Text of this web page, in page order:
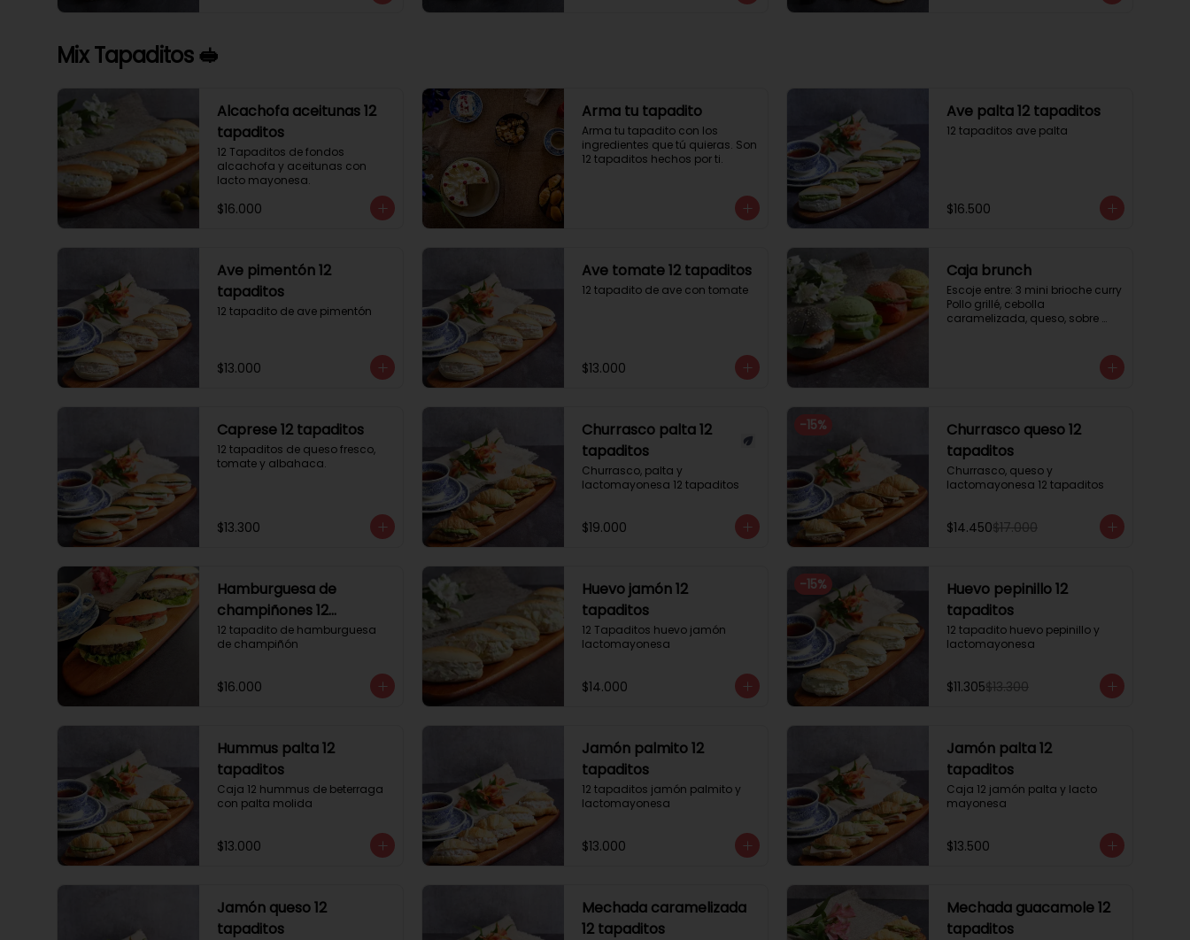
Estos desayunos no los
vendemos por unidad, desde 10
cajas.
Mix Tapaditos 🥪
Alcachofa aceitunas 12
tapaditos
12 Tapaditos de fondos
alcachofa y aceitunas con
lacto mayonesa.
$16.000
Arma tu tapadito
Arma tu tapadito con los
ingredientes que tú quieras. Son
12 tapaditos hechos por ti.
Ave palta 12 tapaditos
12 tapaditos ave palta
$16.500
Ave pimentón 12
tapaditos
12 tapadito de ave pimentón
$13.000
Ave tomate 12 tapaditos
12 tapadito de ave con tomate
$13.000
Caja brunch
Escoje entre: 3 mini brioche curry
Pollo grillé, cebolla
caramelizada, queso, sobre
Pastrami, lactonesa, tomate y
3 mini brioche tinta calamar.
Salmon ahumado, queso
crema, hojas de rúcula
Caprese 12 tapaditos
12 tapaditos de queso fresco,
tomate y albahaca.
$13.300
Churrasco palta 12
tapaditos
Churrasco, palta y
lactomayonesa 12 tapaditos
$19.000
-15%
Churrasco queso 12
tapaditos
Churrasco, queso y
lactomayonesa 12 tapaditos
$14.450$17.000
Hamburguesa de
champiñones 12
tapaditos
12 tapadito de hamburguesa
de champiñón
$16.000
Huevo jamón 12
tapaditos
12 Tapaditos huevo jamón
lactomayonesa
$14.000
-15%
Huevo pepinillo 12
tapaditos
12 tapadito huevo pepinillo y
lactomayonesa
$11.305$13.300
Hummus palta 12
tapaditos
Caja 12 hummus de beterraga
con palta molida
$13.000
Jamón palmito 12
tapaditos
12 tapaditos jamón palmito y
lactomayonesa
$13.000
Jamón palta 12
tapaditos
Caja 12 jamón palta y lacto
mayonesa
$13.500
Jamón queso 12
tapaditos
Mechada caramelizada
12 tapaditos
Mechada guacamole 12
tapaditos